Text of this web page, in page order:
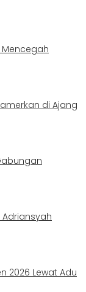
Mencegah
di Ajang
Adriansyah
2026 Lewat Adu